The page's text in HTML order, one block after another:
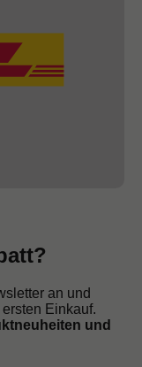
an und
Einkauf.
und